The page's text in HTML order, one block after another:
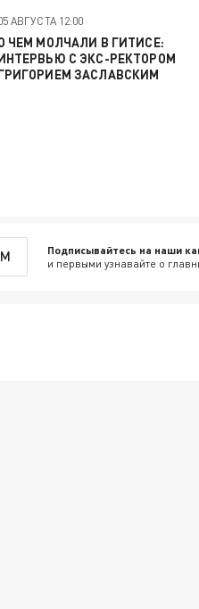
АВГУСТА 12:00
ЧЕМ МОЛЧАЛИ В ГИТИСЕ:
С ЭКС-РЕКТОРОМ
ЗАСЛАВСКИМ
Подписывайтесь на наши
и первыми узнавайте о